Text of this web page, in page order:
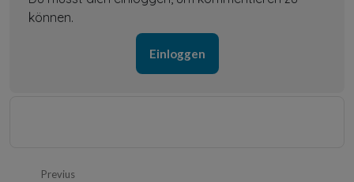
können.
Einloggen
Previus